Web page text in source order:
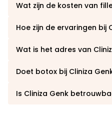
Wat zijn de kosten van
Hoe zijn de ervaringen bij
Wat is het adres van
Doet botox bij Cliniza
Is Cliniza Genk